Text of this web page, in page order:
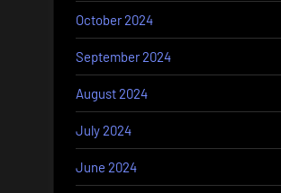
October 2024
September 2024
August 2024
July 2024
June 2024